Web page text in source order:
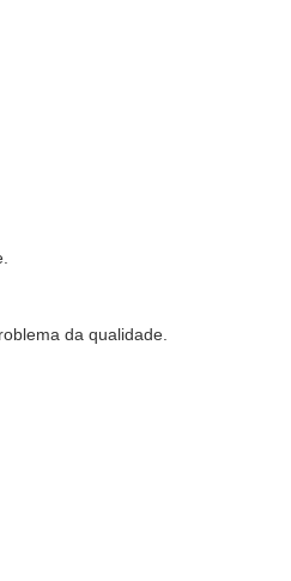
da qualidade.